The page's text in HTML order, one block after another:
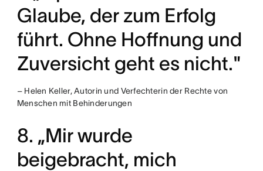
Glaube, der zum Erfolg
führt. Ohne Hoffnung und
Zuversicht geht es nicht."
– Helen Keller, Autorin und Verfechterin der Rechte von
Menschen mit Behinderungen
8. „Mir wurde
beigebracht, mich